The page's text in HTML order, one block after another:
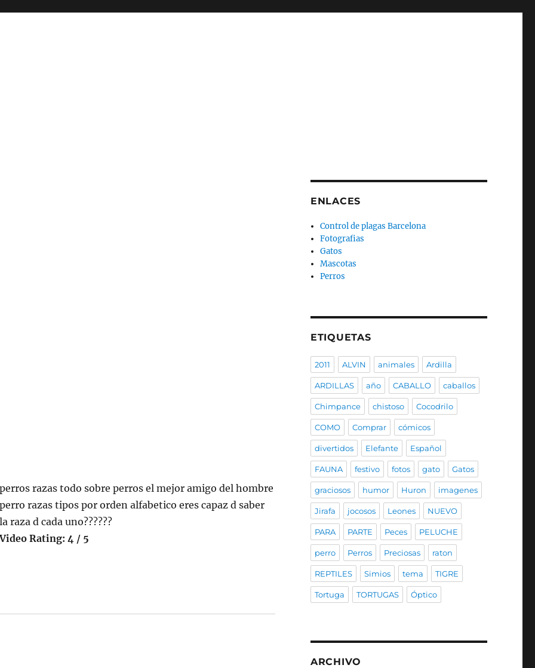
perros razas todo sobre perros el mejor amigo del hombre
perro razas tipos por orden alfabetico eres capaz d saber
la raza d cada uno??????
Rating: 4 / 5
ENLACES
Control de plagas Barcelona
Fotografias
Gatos
Mascotas
Perros
ETIQUETAS
2011 ALVIN animales Ardilla
ARDILLAS año CABALLO caballos
Chimpance chistoso Cocodrilo
COMO Comprar cómicos
divertidos Elefante Español
FAUNA festivo fotos gato Gatos
graciosos humor Huron imagenes
Jirafa jocosos Leones NUEVO
PARA PARTE Peces PELUCHE
perro Perros Preciosas raton
REPTILES Simios tema TIGRE
Tortuga TORTUGAS Óptico
ARCHIVO